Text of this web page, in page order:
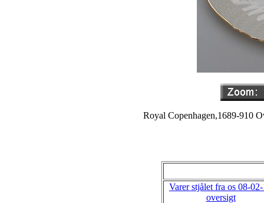
Royal Copenhagen,1689-910
Varer stjålet fra os 08-
oversigt